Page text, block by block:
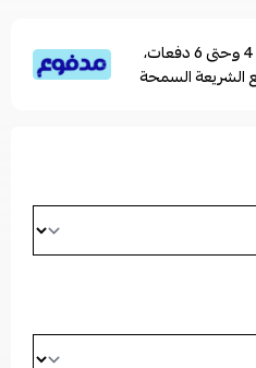
قسم دفعاتك بطريقة ميسرة إلى 4 وحتى 6 دفعات،
الشريعة السمحة